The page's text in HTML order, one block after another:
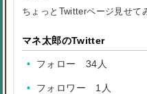
ちょっとTwitterページ見せて
マネ太郎のTwitter
フォロー 34人
フォロワー 1人